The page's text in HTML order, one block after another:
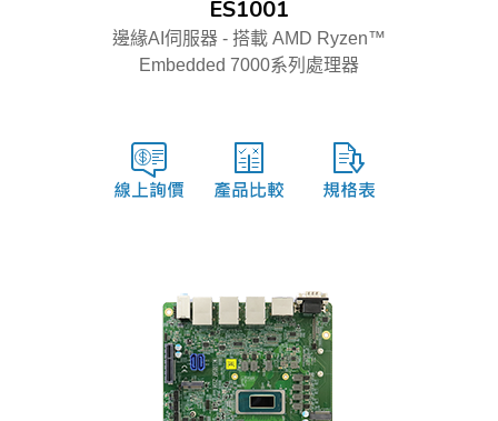
ES1001
邊緣AI伺服器 - 搭載 AMD Ryzen™
Embedded 7000系列處理器